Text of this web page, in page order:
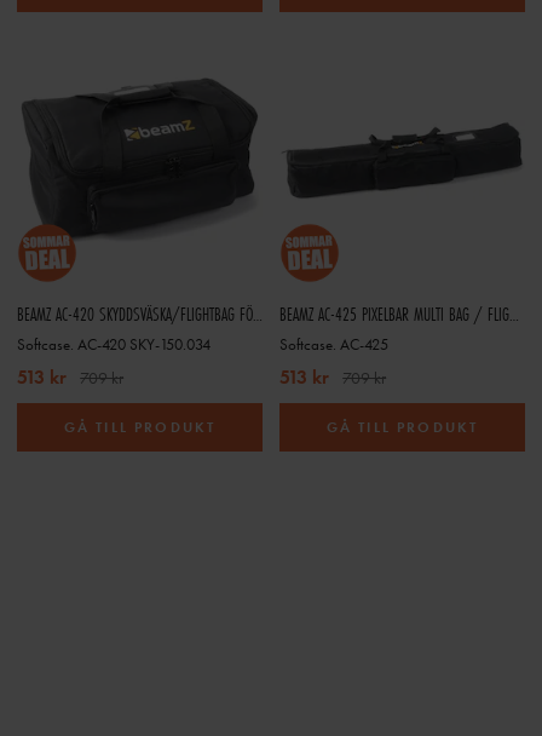
BEAMZ AC-420 SKYDDSVÄSKA/FLIGHTBAG FÖR LED PAR OCH LJUSEFFEKTER – 483 X 254 X 267 MM
Softcase. AC-420 SKY-150.034
513 kr 709 kr
GÅ TILL PRODUKT
BEAMZ AC-425 PIXELBAR MULTI BAG / FLIGHTBAG FÖR LED-BARS OCH LJUSEFFEKTER – 1080 X 159 X 152 MM
Softcase. AC-425
513 kr 709 kr
GÅ TILL PRODUKT